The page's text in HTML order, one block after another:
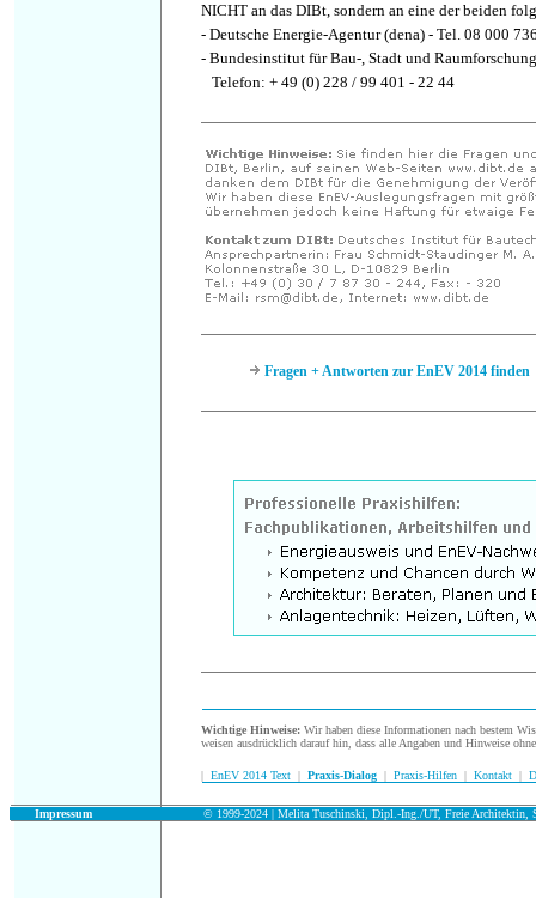
NICHT an das DIBt, sondern an eine der beiden
- Deutsche Energie-Agentur (dena) - Tel. 08 000
- Bundesinstitut für Bau-, Stadt und
Telefon: + 49 (0) 228 / 99 401 - 22 44
Fragen + Antworten zur EnEV 2014 finden
Wichtige Hinweise: Wir haben diese Informationen nach bestem
weisen ausdrücklich darauf hin, dass alle Angaben und Hinweise
| EnEV 2014 Text | Praxis-Dialog | Praxis-Hilfen | Kontakt |
Impressum © 1999-2024 | Melita Tuschinski, Dipl.-Ing./UT, Freie Architektin,